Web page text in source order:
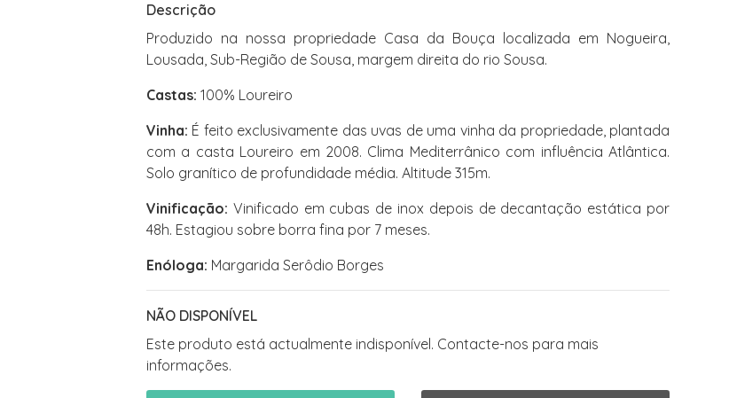
Descrição
Produzido na nossa propriedade Casa da Bouça localizada em Nogueira,
Lousada, Sub-Região de Sousa, margem direita do rio Sousa.
Castas: 100% Loureiro
Vinha: É feito exclusivamente das uvas de uma vinha da propriedade, plantada
com a casta Loureiro em 2008. Clima Mediterrânico com influência Atlântica.
Solo granítico de profundidade média. Altitude 315m.
Vinificação: Vinificado em cubas de inox depois de decantação estática por
48h. Estagiou sobre borra fina por 7 meses.
Enóloga: Margarida Serôdio Borges
NÃO DISPONÍVEL
Este produto está actualmente indisponível. Contacte-nos para mais
informações.